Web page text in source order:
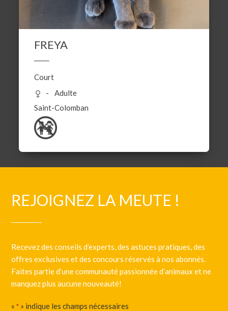
FREYA
Court
Adulte
Saint-Colomban
REJOIGNEZ LA MEUTE !
Recevez des conseils d’experts, des astuces pratiques, des
offres exclusives et des concours réservés à nos abonnés.
Faites partie d’une communauté passionnée d’animaux et ne
manquez plus aucune nouveauté!
«* » indique les champs nécessaires